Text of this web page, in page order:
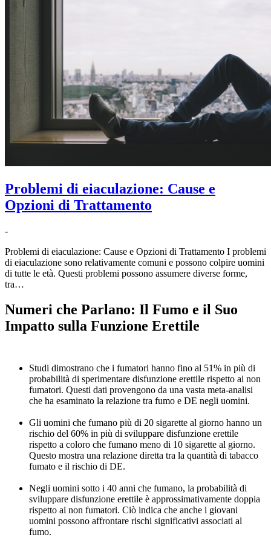
Problemi di eiaculazione: Cause e
Opzioni di Trattamento
-
Problemi di eiaculazione: Cause e Opzioni di Trattamento I problemi
di eiaculazione sono relativamente comuni e possono colpire uomini
di tutte le età. Questi problemi possono assumere diverse forme,
tra…
Numeri che Parlano: Il Fumo e il Suo
Impatto sulla Funzione Erettile
Studi dimostrano che i fumatori hanno fino al 51% in più di
probabilità di sperimentare disfunzione erettile rispetto ai non
fumatori. Questi dati provengono da una vasta meta-analisi
che ha esaminato la relazione tra fumo e DE negli uomini.
Gli uomini che fumano più di 20 sigarette al giorno hanno un
rischio del 60% in più di sviluppare disfunzione erettile
rispetto a coloro che fumano meno di 10 sigarette al giorno.
Questo mostra una relazione diretta tra la quantità di tabacco
fumato e il rischio di DE.
Negli uomini sotto i 40 anni che fumano, la probabilità di
sviluppare disfunzione erettile è approssimativamente doppia
rispetto ai non fumatori. Ciò indica che anche i giovani
uomini possono affrontare rischi significativi associati al
fumo.